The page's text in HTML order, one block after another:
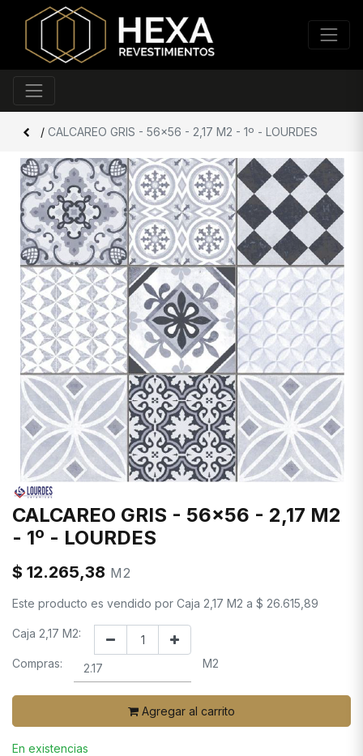
/ CALCAREO GRIS - 56x56 - 2,17 M2 - 1º - LOURDES
CALCAREO GRIS - 56x56 - 2,17 M2
- 1º - LOURDES
$ 12.265,38 M2
Este producto es vendido por Caja 2,17 M2 a $ 26.615,89
Caja 2,17 M2:
Compras: M2
Agregar al carrito
En existencias